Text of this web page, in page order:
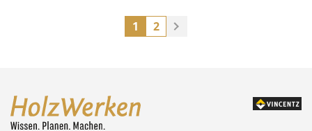
1 2